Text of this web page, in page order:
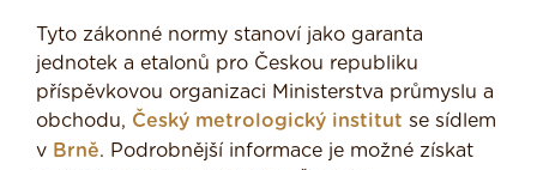
Tyto zákonné normy stanoví jako garanta
jednotek a etalonů pro Českou republiku
příspěvkovou organizaci Ministerstva průmyslu a
obchodu, Český metrologický institut se sídlem
v Brně. Podrobnější informace je možné získat